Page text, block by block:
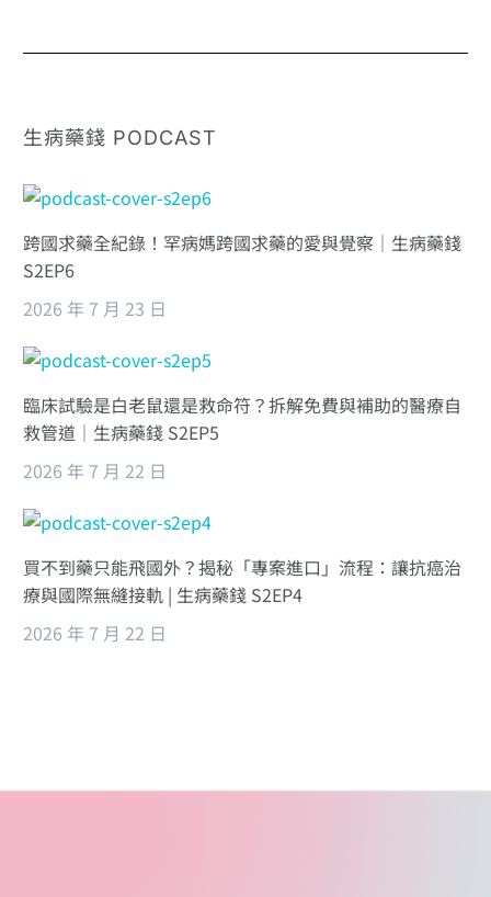
生病藥錢 PODCAST
跨國求藥全紀錄！罕病媽跨國求藥的愛與覺察｜生病藥錢
S2EP6
2026 年 7 月 23 日
臨床試驗是白老鼠還是救命符？拆解免費與補助的醫療自
救管道｜生病藥錢 S2EP5
2026 年 7 月 22 日
買不到藥只能飛國外？揭秘「專案進口」流程：讓抗癌治
療與國際無縫接軌 | 生病藥錢 S2EP4
2026 年 7 月 22 日